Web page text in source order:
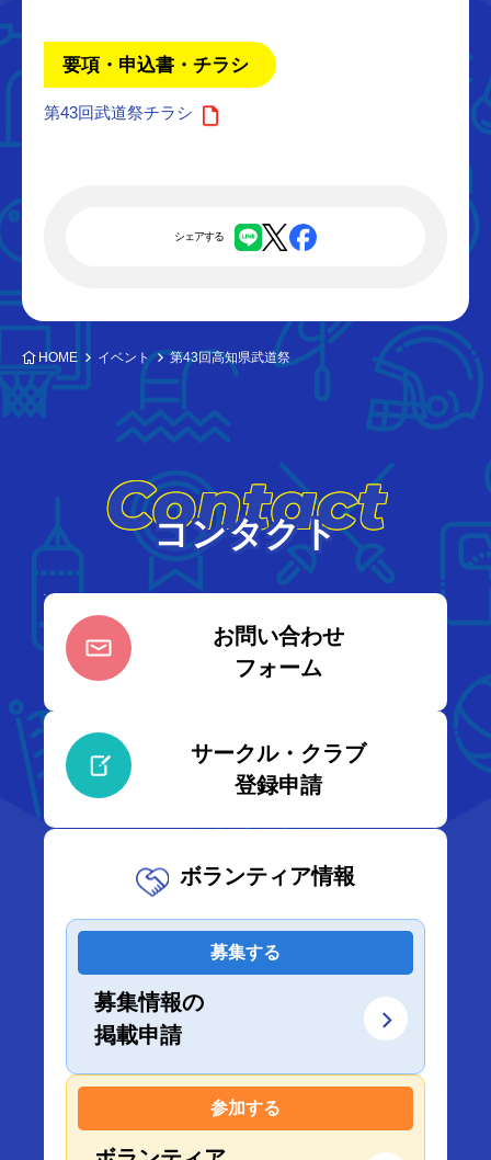
要項・申込書・チラシ
第43回武道祭チラシ
シェアする
HOME イベント 第43回高知県武道祭
Contact
コンタクト
お問い合わせ
フォーム
サークル・クラブ
登録申請
ボランティア情報
募集する
募集情報の
掲載申請
参加する